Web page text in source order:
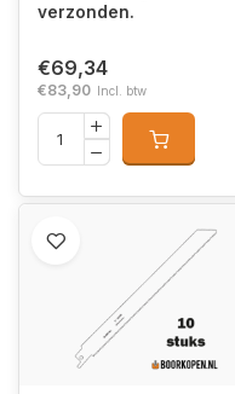
verzonden.
€69,34
€83,90 Incl. btw